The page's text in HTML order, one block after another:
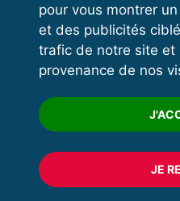
pour vous montrer
et des publicités
trafic de notre site et
provenance de nos
JE
© 2020 FFFORCE